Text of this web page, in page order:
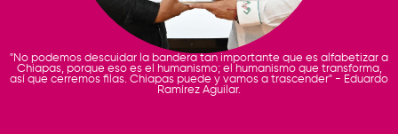
"No podemos descuidar la bandera tan importante que es alfabetizar a
Chiapas, porque eso es el humanismo; el humanismo que transforma,
así que cerremos filas. Chiapas puede y vamos a trascender" - Eduardo
Ramírez Aguilar.